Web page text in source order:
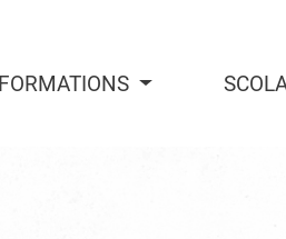
FORMATIONS